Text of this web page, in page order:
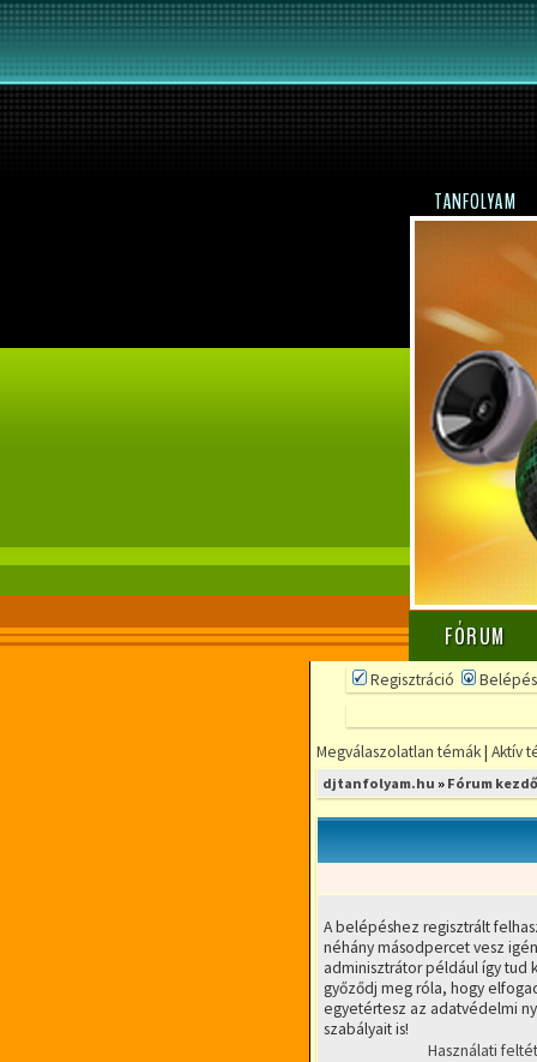
TANFOLYAM
FÓRUM
Regisztráció Belépés
Megválaszolatlan témák| Aktív
djtanfolyam.hu » Fórum
A belépéshez regisztrált
néhány másodpercet vesz
adminisztrátor például így tud
győződj meg róla, hogy
egyetértesz az adatvédelmi
szabályait is!
Használati